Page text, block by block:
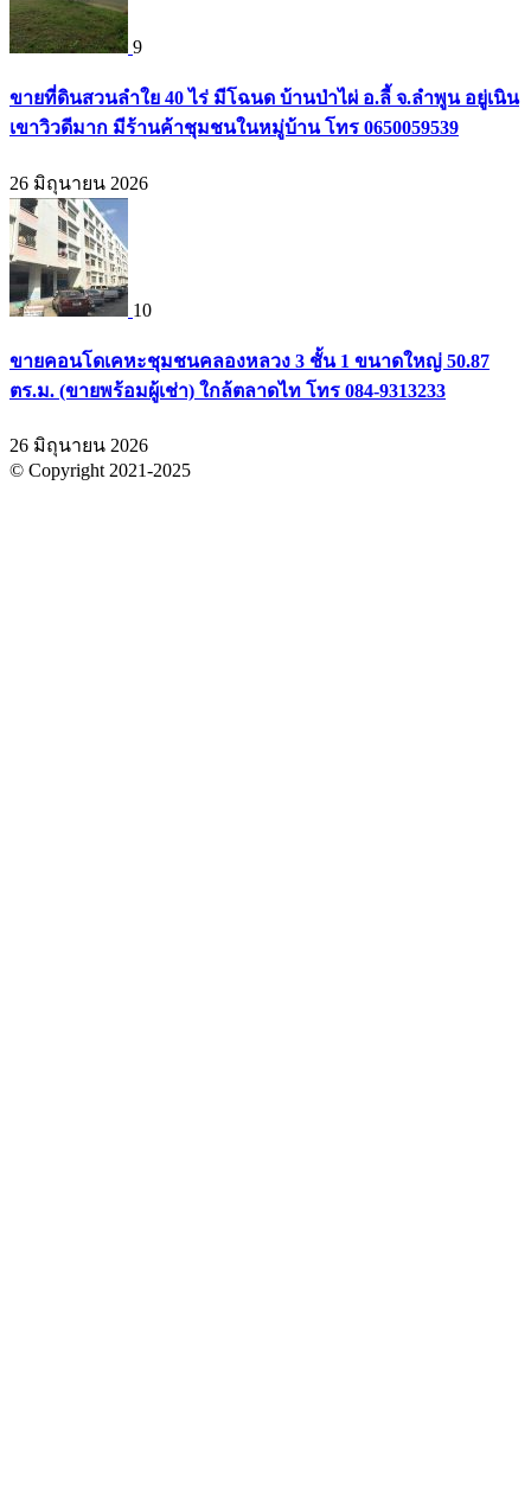
9
ขายที่ดินสวนลำใย 40 ไร่ มีโฉนด บ้านป่าไผ่ อ.ลี้ จ.ลำพูน อยู่เนิน
เขาวิวดีมาก มีร้านค้าชุมชนในหมู่บ้าน โทร 0650059539
26 มิถุนายน 2026
10
ขายคอนโดเคหะชุมชนคลองหลวง 3 ชั้น 1 ขนาดใหญ่ 50.87
ตร.ม. (ขายพร้อมผู้เช่า) ใกล้ตลาดไท โทร 084-9313233
26 มิถุนายน 2026
© Copyright 2021-2025